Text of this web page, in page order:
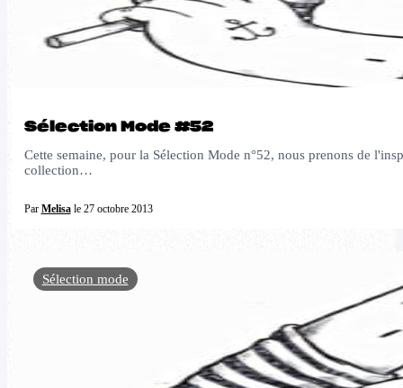
Sélection Mode #52
Cette semaine, pour la Sélection Mode n°52, nous prenons de
collection…
Par Melisale 27 octobre 2013
Sélection mode